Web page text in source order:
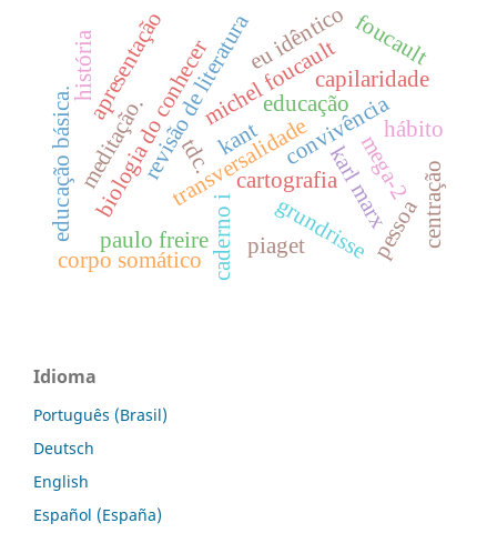
michel foucault
educação
revisão de literatura capilaridade
transversalidadeconvivência
biologia do conhecer cartografia
meditação.
apresentação
karl marx
grundrisse
mega-2
caderno i
paulo freire
eu idêntico
hábito
pessoa
corpo somático
tdc.
educação básica. centração
kant
foucault
piaget
história
Idioma
Português (Brasil)
Deutsch
English
Español (España)